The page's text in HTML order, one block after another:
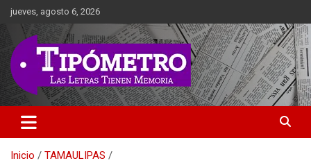
Saltar
contenido
jueves, agosto 6, 2026
Tipometro
Las Letras Tienen Memoria
Inicio
TAMAULIPAS